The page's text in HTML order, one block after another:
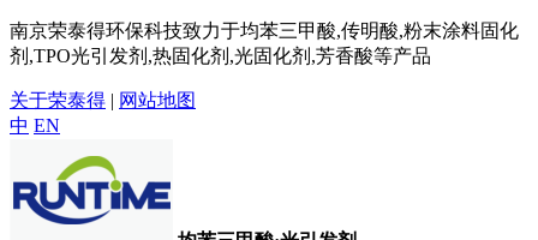
南京荣泰得环保科技致力于均苯三甲酸,传明酸,粉末涂料固化
剂,TPO光引发剂,热固化剂,光固化剂,芳香酸等产品
关于荣泰得 | 网站地图
中 EN